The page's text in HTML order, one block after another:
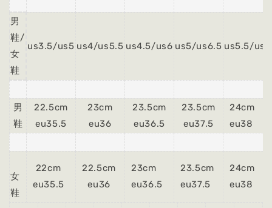
男
鞋/
女
鞋
us3.5/us5 us4/us5.5 us4.5/us6 us5/us6.5 us5.5/us7
男
鞋
22.5cm
eu35.5
23cm
eu36
23.5cm
eu36.5
23.5cm
eu37.5
24cm
eu38
女
鞋
22cm
eu35.5
22.5cm
eu36
23cm
eu36.5
23.5cm
eu37.5
24cm
eu38